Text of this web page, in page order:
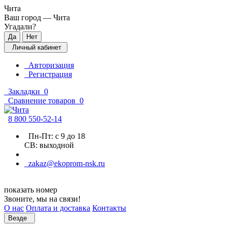
Чита
Ваш город — Чита
Угадали?
Личный кабинет
Авторизация
Регистрация
Закладки 0
Сравнение товаров 0
8 800 550-52-14
Пн-Пт: с 9 до 18
СВ: выходной
zakaz@ekoprom-nsk.ru
показать номер
Звоните, мы на связи!
О нас Оплата и доставка Контакты
Везде